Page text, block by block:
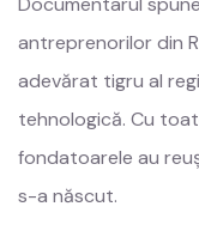
antreprenorilor din
adevărat tigru al
tehnologică. Cu
fondatoarele au
s-a născut.